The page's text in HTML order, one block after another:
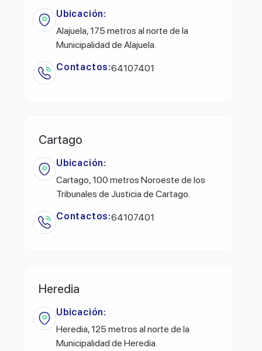
Ubicación:
Alajuela, 175 metros al norte de la
Municipalidad de Alajuela.
Contactos:64107401
Cartago
Ubicación:
Cartago, 100 metros Noroeste de los
Tribunales de Justicia de Cartago.
Contactos:64107401
Heredia
Ubicación:
Heredia, 125 metros al norte de la
Municipalidad de Heredia.